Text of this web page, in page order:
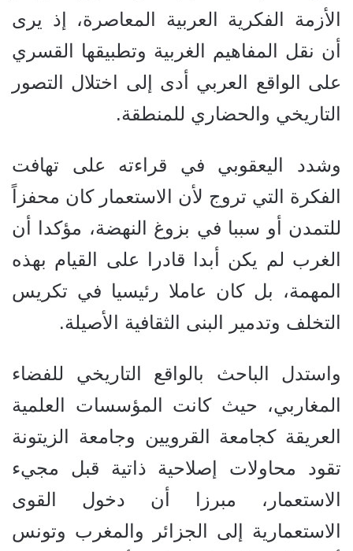
الأزمة الفكرية العربية المعاصرة، إذ يرى
أن نقل المفاهيم الغربية وتطبيقها القسري
على الواقع العربي أدى إلى اختلال التصور
التاريخي والحضاري للمنطقة.
وشدد اليعقوبي في قراءته على تهافت
الفكرة التي تروج لأن الاستعمار كان محفزاً
للتمدن أو سببا في بزوغ النهضة، مؤكدا أن
الغرب لم يكن أبدا قادرا على القيام بهذه
المهمة، بل كان عاملا رئيسيا في تكريس
التخلف وتدمير البنى الثقافية الأصيلة.
واستدل الباحث بالواقع التاريخي للفضاء
المغاربي، حيث كانت المؤسسات العلمية
العريقة كجامعة القرويين وجامعة الزيتونة
تقود محاولات إصلاحية ذاتية قبل مجيء
الاستعمار، مبرزا أن دخول القوى
الاستعمارية إلى الجزائر والمغرب وتونس